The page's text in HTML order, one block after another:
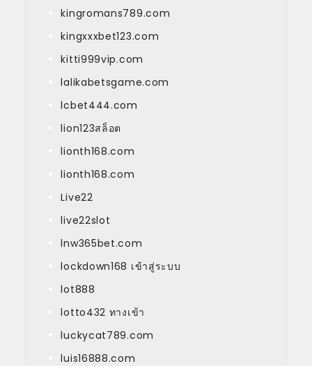
kingromans789.com
kingxxxbet123.com
kitti999vip.com
lalikabetsgame.com
lcbet444.com
lion123สล็อต
lionth168.com
lionth168.com
Live22
live22slot
lnw365bet.com
lockdown168 เข้าสู่ระบบ
lot888
lotto432 ทางเข้า
luckycat789.com
luis16888.com